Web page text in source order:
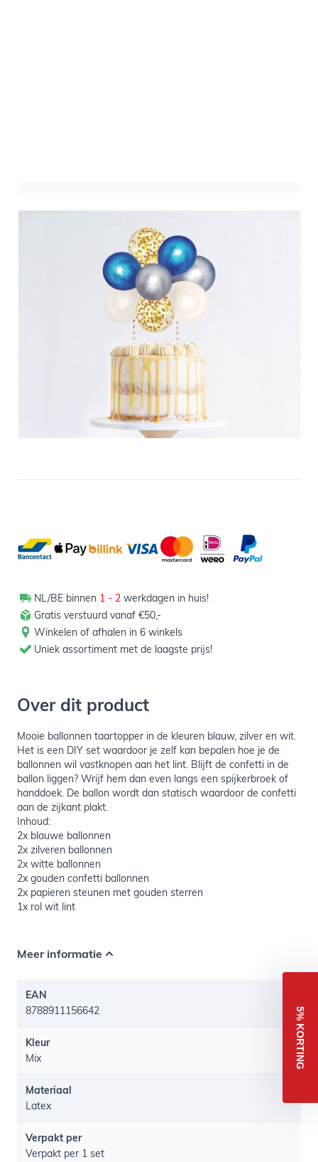
Taarttopper Ballonnen
Blauw/Zilver
Informeer mij wanneer dit product op voorraad is
Niet op voorraad
2,29 Verpakt per 1 set
NL/BE binnen 1 - 2 werkdagen in huis!
Gratis verstuurd vanaf €50,-
Winkelen of afhalen in 6 winkels
Uniek assortiment met de laagste prijs!
Over dit product
Mooie ballonnen taartopper in de kleuren blauw, zilver en wit.
Het is een DIY set waardoor je zelf kan bepalen hoe je de
ballonnen wil vastknopen aan het lint. Blijft de confetti in de
ballon liggen? Wrijf hem dan even langs een spijkerbroek of
handdoek. De ballon wordt dan statisch waardoor de confetti
aan de zijkant plakt.
Inhoud:
2x blauwe ballonnen
2x zilveren ballonnen
2x witte ballonnen
2x gouden confetti ballonnen
2x papieren steunen met gouden sterren
1x rol wit lint
Meer informatie
EAN
8788911156642
Kleur
Mix
Materiaal
Latex
Verpakt per
Verpakt per 1 set
5% KORTING